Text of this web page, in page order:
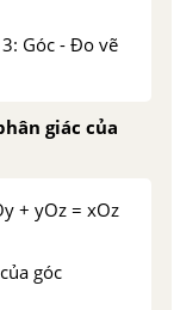
Góc - Đo vẽ
giác của
+ yOz = xOz
góc